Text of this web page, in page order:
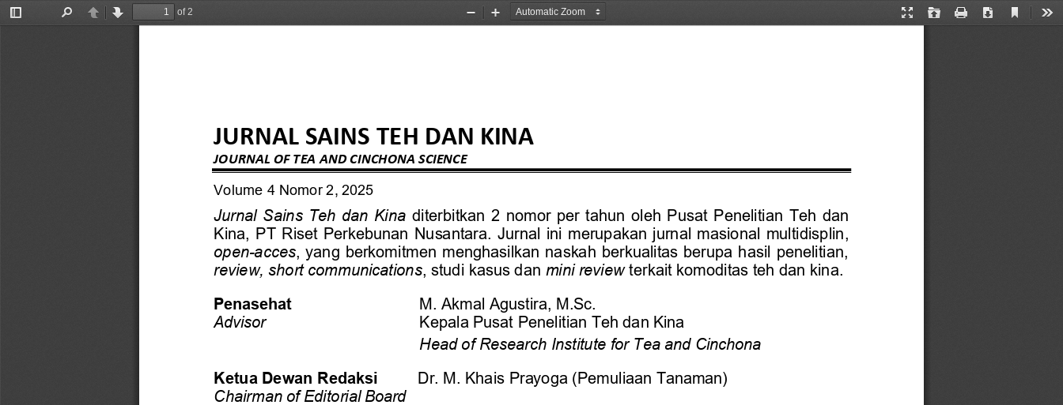
Toggle
PreviousNext
of 2
Presentation
Open Print Download
Current
Zoom
Zoom
JURNAL SAINS TEH DAN KINA
JOURNAL OF TEA AND CINCHONA SCIENCE
Volume 4 Nomor 2 2025
Jurnal  Sains  Teh  dan  Kina diterbitkan  2  nomor  per  tahun  oleh  Pusat  Penelitian  Teh  dan
Kina,  PT  Riset Perkebunan  Nusantara.  Jurnal  ini merupakan  jurnal  masional  multidisplin,
open-acces, yang berkomitmen menghasilkan naskah berkualitas berupa hasil penelitian,
review, short communications, studi kasus dan mini review terkait komoditas teh dan kina.
Penasehat
M. Akmal Agustira, M.Sc.
Advisor
Kepala Pusat Penelitian Teh dan Kina
Head of Research Institute for Tea and Cinchona
Ketua Dewan Redaksi Dr. M. Khais Prayoga (Pemuliaan Tanaman)
Chairman of Editorial Board